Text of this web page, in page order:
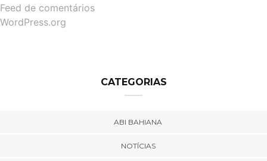
Feed de comentários
WordPress.org
CATEGORIAS
ABI BAHIANA
NOTÍCIAS